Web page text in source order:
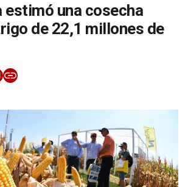
una cosecha
de 22,1 millones de